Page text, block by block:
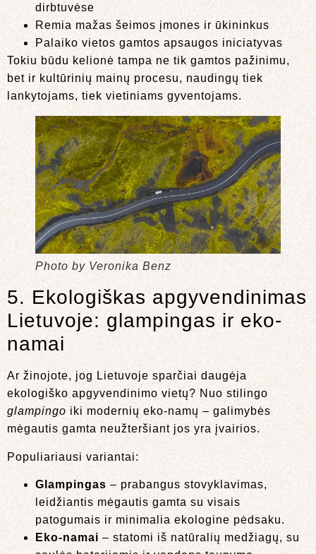
dirbtuvėse
Remia mažas šeimos įmones ir ūkininkus
Palaiko vietos gamtos apsaugos iniciatyvas
Tokiu būdu kelionė tampa ne tik gamtos pažinimu,
bet ir kultūrinių mainų procesu, naudingų tiek
lankytojams, tiek vietiniams gyventojams.
Photo by Veronika Benz
5. Ekologiškas apgyvendinimas
Lietuvoje: glampingas ir eko-
namai
Ar žinojote, jog Lietuvoje sparčiai daugėja
ekologiško apgyvendinimo vietų? Nuo stilingo
glampingo iki modernių eko-namų – galimybės
mėgautis gamta neužteršiant jos yra įvairios.
Populiariausi variantai:
Glampingas – prabangus stovyklavimas,
leidžiantis mėgautis gamta su visais
patogumais ir minimalia ekologine pėdsaku.
Eko-namai – statomi iš natūralių medžiagų, su